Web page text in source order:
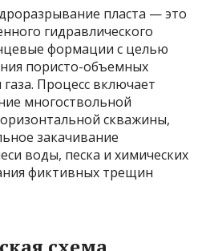
пласта — это
гидравлического
формации с целью
пористо-объемных
Процесс включает
многоствольной
скважины,
закачивание
воды, песка и химических
фиктивных трещин